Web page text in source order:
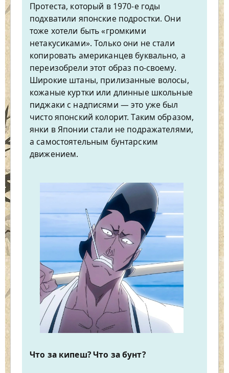
Протеста, который в 1970-е годы
подхватили японские подростки. Они
тоже хотели быть «громкими
нетакусиками». Только они не стали
копировать американцев буквально, а
переизобрели этот образ по-своему.
Широкие штаны, прилизанные волосы,
кожаные куртки или длинные школьные
пиджаки с надписями — это уже был
чисто японский колорит. Таким образом,
янки в Японии стали не подражателями,
а самостоятельным бунтарским
движением.
Что за кипеш? Что за бунт?